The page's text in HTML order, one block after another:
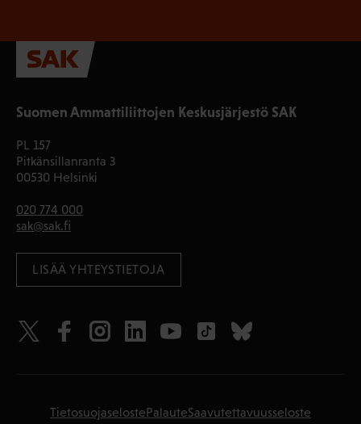
Suomen Ammattiliittojen Keskusjärjestö SAK
PL 157
Pitkänsillanranta 3
00530 Helsinki
020 774 000
sak@sak.fi
LISÄÄ YHTEYSTIETOJA
Tietosuojaseloste PalauteSaavutettavuusseloste